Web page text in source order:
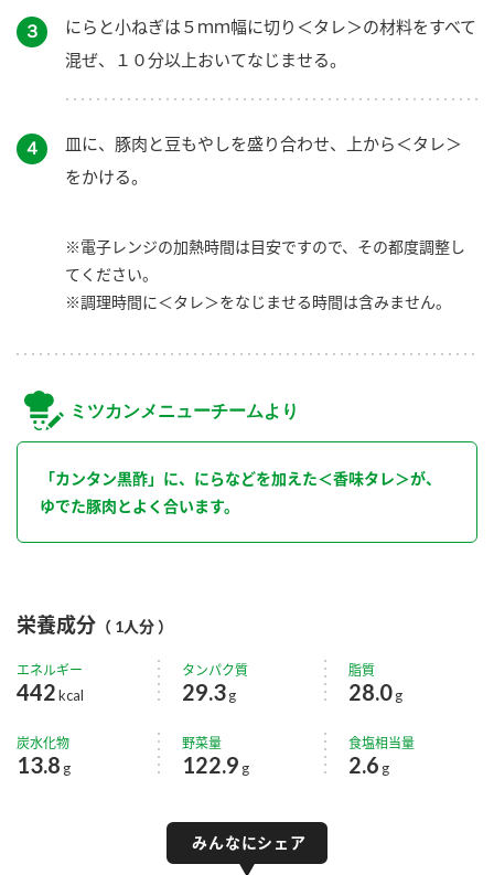
３
にらと小ねぎは５ｍｍ幅に切り＜タレ＞の材料をすべて
混ぜ、１０分以上おいてなじませる。
４
皿に、豚肉と豆もやしを盛り合わせ、上から＜タレ＞
をかける。
※電子レンジの加熱時間は目安ですので、その都度調整し
てください。
※調理時間に＜タレ＞をなじませる時間は含みません。
ミツカンメニューチームより
「カンタン黒酢」に、にらなどを加えた＜香味タレ＞が、
ゆでた豚肉とよく合います。
栄養成分 （ 1人分 ）
エネルギー
442kcal
タンパク質
29.3g
脂質
28.0 g
炭水化物
13.8 g
野菜量
122.9 g
食塩相当量
2.6 g